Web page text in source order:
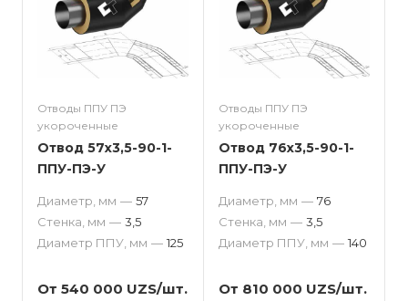
Отводы ППУ ПЭ
укороченные
Отвод 57x3,5-90-1-
ППУ-ПЭ-У
Диаметр, мм — 57
Стенка, мм — 3,5
Диаметр ППУ, мм — 125
От 540 000 UZS/шт.
Отводы ППУ ПЭ
укороченные
Отвод 76x3,5-90-1-
ППУ-ПЭ-У
Диаметр, мм — 76
Стенка, мм — 3,5
Диаметр ППУ, мм — 140
От 810 000 UZS/шт.